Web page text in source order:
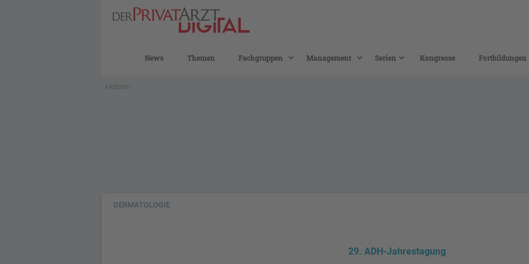
News Themen Fachgruppen Management Serien Kongresse Fortbildungen
- ANZEIGE -
DERMATOLOGIE
29. ADH-Jahrestagung